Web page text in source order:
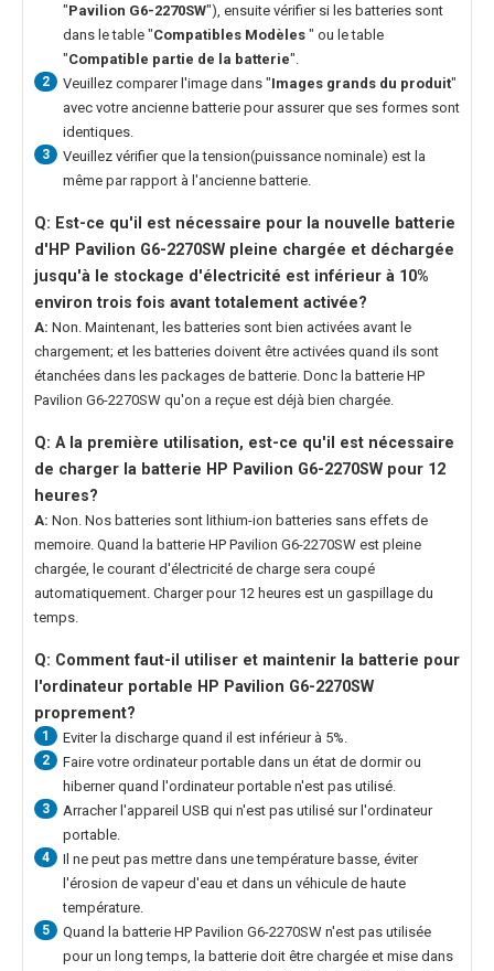
"Pavilion G6-2270SW"), ensuite vérifier si les batteries sont
dans le table "Compatibles Modèles " ou le table
"Compatible partie de la batterie".
2 Veuillez comparer l'image dans "Images grands du produit"
avec votre ancienne batterie pour assurer que ses formes sont
identiques.
3
Veuillez vérifier que la tension(puissance nominale) est la
même par rapport à l'ancienne batterie.
Q: Est-ce qu'il est nécessaire pour la nouvelle batterie
d'HP Pavilion G6-2270SW pleine chargée et déchargée
jusqu'à le stockage d'électricité est inférieur à 10%
environ trois fois avant totalement activée?
A: Non. Maintenant, les batteries sont bien activées avant le
chargement; et les batteries doivent être activées quand ils sont
étanchées dans les packages de batterie. Donc la batterie HP
Pavilion G6-2270SW qu'on a reçue est déjà bien chargée.
Q: A la première utilisation, est-ce qu'il est nécessaire
de charger la batterie HP Pavilion G6-2270SW pour 12
heures?
A: Non. Nos batteries sont lithium-ion batteries sans effets de
memoire. Quand la batterie HP Pavilion G6-2270SW est pleine
chargée, le courant d'électricité de charge sera coupé
automatiquement. Charger pour 12 heures est un gaspillage du
temps.
Q: Comment faut-il utiliser et maintenir la batterie pour
l'ordinateur portable HP Pavilion G6-2270SW
proprement?
1 Eviter la discharge quand il est inférieur à 5%.
2
Faire votre ordinateur portable dans un état de dormir ou
hiberner quand l'ordinateur portable n'est pas utilisé.
3
Arracher l'appareil USB qui n'est pas utilisé sur l'ordinateur
portable.
4
Il ne peut pas mettre dans une température basse, éviter
l'érosion de vapeur d'eau et dans un véhicule de haute
température.
5 Quand la batterie HP Pavilion G6-2270SW n'est pas utilisée
pour un long temps, la batterie doit être chargée et mise dans